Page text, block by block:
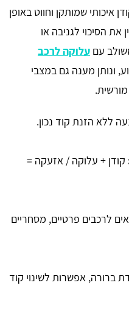
איכותי שמותקן וחווט באופן
הסיכוי לגניבה או
עם עלוקה לרכב
ונותן מענה גם במצבי
ללא הזנת קוד נכון.
קודן + עלוקה / אזעקה =
לרכבים פרטיים, מסחריים
ברורה, אפשרות לשינוי קוד